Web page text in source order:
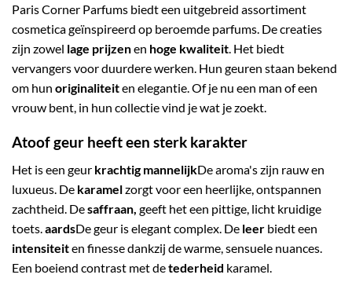
Paris Corner Parfums biedt een uitgebreid assortiment
cosmetica geïnspireerd op beroemde parfums. De creaties
zijn zowel lage prijzenen hoge kwaliteit . Het biedt
vervangers voor duurdere werken. Hun geuren staan bekend
om hun originaliteiten elegantie. Of je nu een man of een
vrouw bent, in hun collectie vind je wat je zoekt.
Atoof geur heeft een sterk karakter
Het is een geur krachtig mannelijkDe aroma's zijn rauw en
luxueus. De karamelzorgt voor een heerlijke, ontspannen
zachtheid. Desaffraan, geeft het een pittige, licht kruidige
toets.aardsDe geur is elegant complex. De leer biedt een
intensiteiten finesse dankzij de warme, sensuele nuances.
Een boeiend contrast met detederheid karamel.